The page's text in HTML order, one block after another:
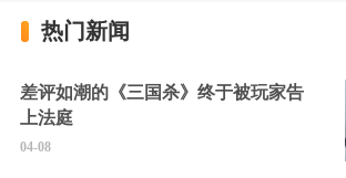
热门新闻
差评如潮的《三国杀》终于被玩家告
上法庭
04-08